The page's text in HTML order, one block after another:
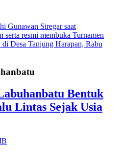
Bentuk
Lintas Sejak Usia